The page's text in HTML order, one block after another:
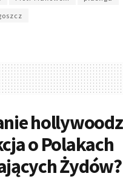
o Polakach
Żydów?